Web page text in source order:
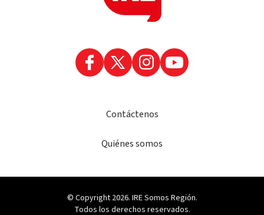
Contáctenos
Quiénes somos
© Copyright 2026. IRE Somos Región.
Todos los derechos reservados.